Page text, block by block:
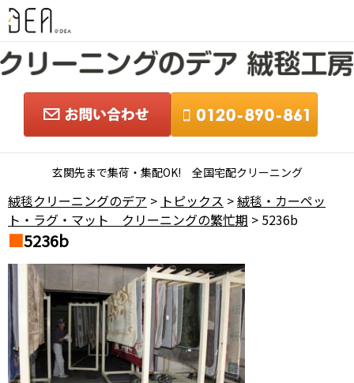
玄関先まで集荷・集配OK! 全国宅配クリーニング
絨毯クリーニングのデア > トピックス >絨毯・カーペッ
ト・ラグ・マット クリーニングの繁忙期 > 5236b
5236b